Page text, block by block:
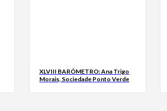
XLVIII BARÓMETRO: Ana Trigo
Morais, Sociedade Ponto Verde